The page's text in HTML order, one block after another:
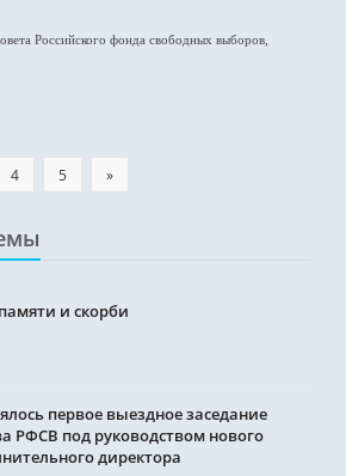
Российского фонда свободных выборов,
4 5 »
и скорби
первое выездное заседание
РФСВ под руководством нового
директора